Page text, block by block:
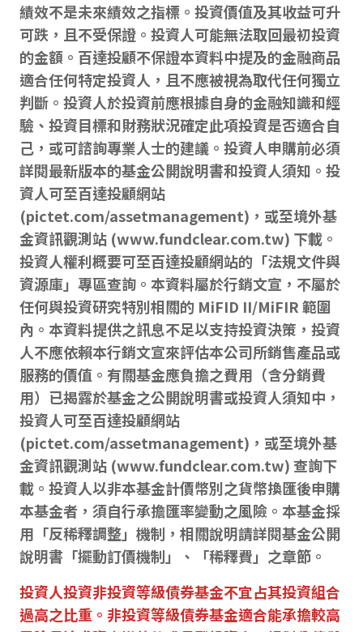
績效不是未來績效之指標。投資價值及其收益可升
可跌，且不受保證。投資人可能無法取回最初投資
的金額。百達投顧不保證本資料中提及的金融商品
適合任何特定投資人，且不應被視為取代任何獨立
判斷。投資人於投資前應根據自身的金融知識和經
驗、投資目標和財務狀況確定此項投資是否適合自
己，或可諮詢專業人士的建議。投資人申購前必須
詳閱最新版本的基金公開說明書和投資人須知。投
資人可至百達投顧網站
(pictet.com/assetmanagement)，或至境外基
金資訊觀測站 (www.fundclear.com.tw) 下載。
投資人權利概要可至百達投顧網站的「法規文件與
資源庫」專區查詢。本資料屬於行銷文宣，不屬於
任何與投資研究特別相關的 MiFID II/MiFIR 範圍
內。本資料提供之訊息不足以支持投資決策，投資
人不應依賴本行銷文宣來評估本公司所銷售產品或
服務的價值。有關基金應負擔之費用（含分銷費
用）已揭露於基金之公開說明書或投資人須知中，
投資人可至百達投顧網站
(pictet.com/assetmanagement)，或至境外基
金資訊觀測站 (www.fundclear.com.tw) 查詢下
載。投資人以非本基金計價幣別之貨幣換匯後申購
本基金者，須自行承擔匯率變動之風險。本基金採
用「反稀釋調整」機制，相關說明請詳閱基金公開
說明書「擺動訂價機制」、「稀釋費」之章節。
投資人投資非投資等級債券基金不宜占其投資組合
過高之比重。非投資等級債券基金適合能承擔較高